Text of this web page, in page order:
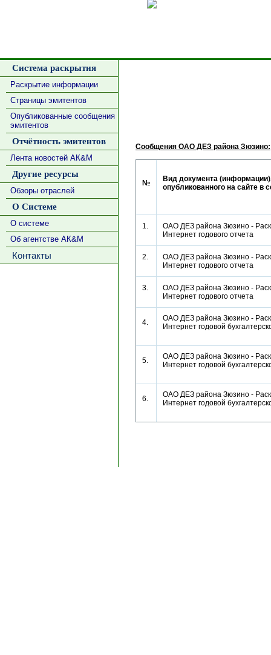
Система раскрытия
Раскрытие информации
Страницы эмитентов
Опубликованные сообщения
эмитентов
Отчётность эмитентов
Лента новостей АК&М
Другие ресурсы
Обзоры отраслей
О Системе
О системе
Об агентстве АК&М
Контакты
Сообщения ОАО ДЕЗ района Зюзино:
№
Вид документа
опубликованного на сайте в
1.
ОАО ДЕЗ района Зюзино -
Интернет годового отчета
2.
ОАО ДЕЗ района Зюзино -
Интернет годового отчета
3.
ОАО ДЕЗ района Зюзино -
Интернет годового отчета
4.
ОАО ДЕЗ района Зюзино -
Интернет годовой
5.
ОАО ДЕЗ района Зюзино -
Интернет годовой
6.
ОАО ДЕЗ района Зюзино -
Интернет годовой